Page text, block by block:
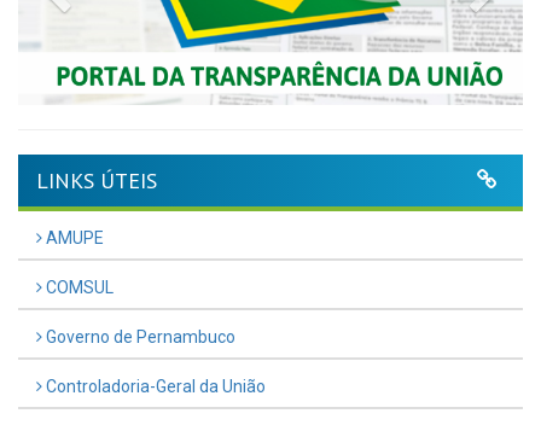
LINKS ÚTEIS
AMUPE
COMSUL
Governo de Pernambuco
Controladoria-Geral da União